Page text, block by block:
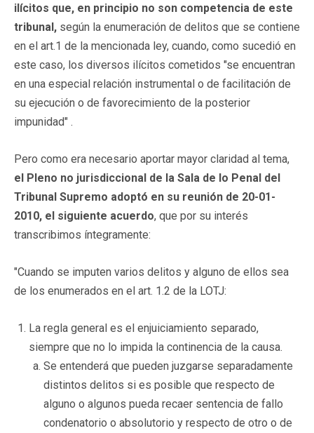
ilícitos que, en principio no son competencia de este
tribunal, según la enumeración de delitos que se contiene
en el art.1 de la mencionada ley, cuando, como sucedió en
este caso, los diversos ilícitos cometidos "se encuentran
en una especial relación instrumental o de facilitación de
su ejecución o de favorecimiento de la posterior
impunidad" .
Pero como era necesario aportar mayor claridad al tema,
el Pleno no jurisdiccional de la Sala de lo Penal del
Tribunal Supremo adoptó en su reunión de 20-01-
2010, el siguiente acuerdo, que por su interés
transcribimos íntegramente:
"Cuando se imputen varios delitos y alguno de ellos sea
de los enumerados en el art. 1.2 de la LOTJ:
La regla general es el enjuiciamiento separado,
siempre que no lo impida la continencia de la causa.
Se entenderá que pueden juzgarse separadamente
distintos delitos si es posible que respecto de
alguno o algunos pueda recaer sentencia de fallo
condenatorio o absolutorio y respecto de otro o de